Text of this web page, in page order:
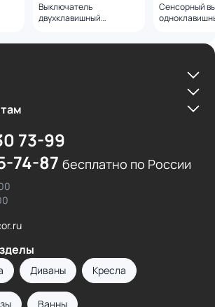
Выключатель
двухклавишный
Сенсорный
73-99
74-87 бесплатно по России
Диваны Кресла
Ванны